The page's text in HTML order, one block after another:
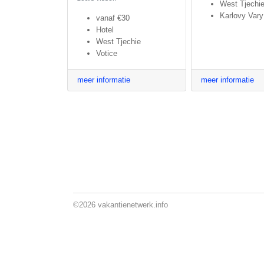
vanaf €30
Hotel
West Tjechie
Votice
meer informatie
West Tjechie
Karlovy Vary
meer informatie
©2026 vakantienetwerk.info